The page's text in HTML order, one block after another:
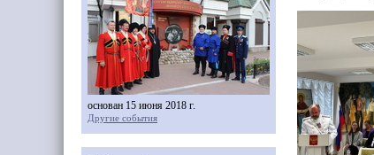
основан 15 июня 2018 г.
Другие события